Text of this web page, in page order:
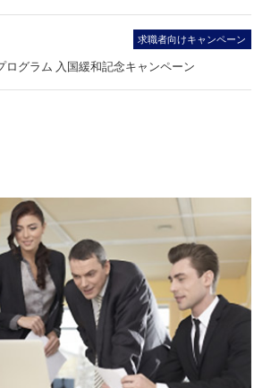
求職者向けキャンペーン
グラム 入国緩和記念キャンペーン